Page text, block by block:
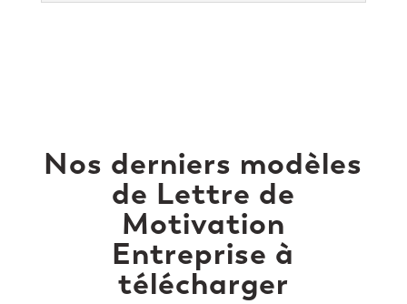
Nos derniers modèles
de Lettre de
Motivation
Entreprise à
télécharger